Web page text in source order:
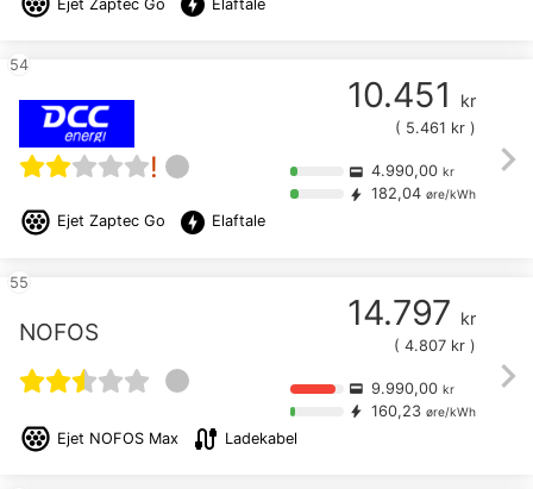
Ejet Zaptec Go Elaftale
chevron_right
54
!
Ejet Zaptec Go offline_bolt Elaftale
10.451 kr
( 5.461 kr )
credit_card 4.990,00 kr
bolt 182,04 øre/kWh
chevron_right
55
NOFOS
Ejet NOFOS Max cable Ladekabel
14.797 kr
( 4.807 kr )
credit_card 9.990,00 kr
bolt 160,23 øre/kWh